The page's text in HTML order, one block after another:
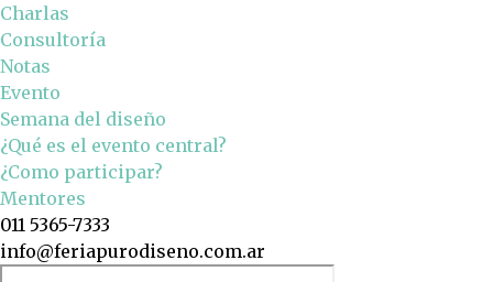
Charlas
Consultoría
Notas
Evento
Semana del diseño
¿Qué es el evento central?
¿Como participar?
Mentores
011 5365-7333
info@feriapurodiseno.com.ar